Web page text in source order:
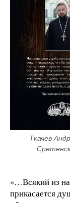
Ткачев
«…Всякий из
прикасается